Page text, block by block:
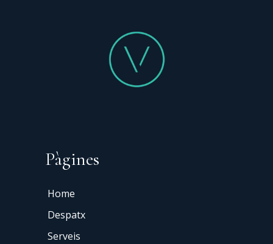
Pàgines
Home
Despatx
Serveis